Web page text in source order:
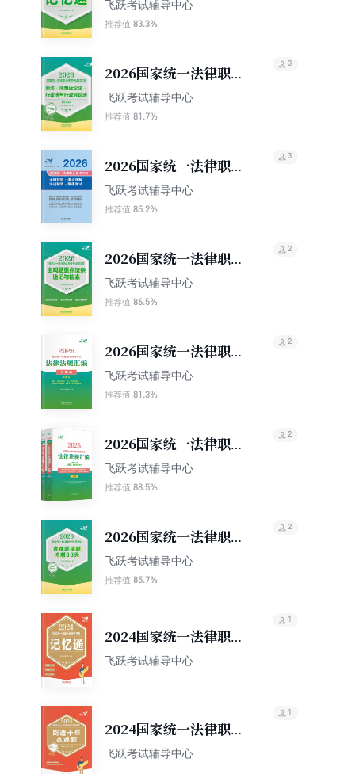
飞跃考试辅导中心
推荐值 83.3%
2026国家统一法律职业
资格考试记忆通·学科
版：刑法·刑事诉讼法·行
飞跃考试辅导中心
推荐值 81.7%
3
2026国家统一法律职业
资格考试大纲对照·考点
详解·法规精读·强化测试
飞跃考试辅导中心
推荐值 85.2%
3
2026国家统一法律职业
资格考试记忆通：主观
题重点法条速记与检索
飞跃考试辅导中心
推荐值 86.5%
2
2026国家统一法律职业
资格考试法律法规汇编
便携本（第三卷）：民
障法·民事诉讼法与仲裁
制度
飞跃考试辅导中心
推荐值 81.3%
2
2026国家统一法律职业
资格考试法律法规汇编
（双色应试版）（主观
飞跃考试辅导中心
推荐值 88.5%
2
2026国家统一法律职业
资格考试客观题精题冲
刺30天
飞跃考试辅导中心
推荐值 85.7%
2
2024国家统一法律职业
资格考试记忆通
飞跃考试辅导中心
1
2024国家统一法律职业
资格考试刷透十年客观
飞跃考试辅导中心
1